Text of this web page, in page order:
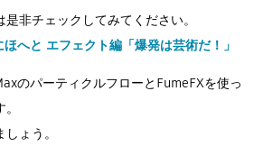
非チェックしてみてください。
へと エフェクト編「爆発は芸術だ！」
のパーティクルフローとFumeFXを使っ
ょう。